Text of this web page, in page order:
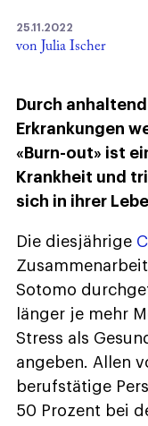
25.11.2022
von Julia Ischer
Durch
Erkrankungen
«Burn-out» ist
Krankheit und
sich in ihrer
Die diesjährige
Sotomo
länger je mehr
Stress als
angeben. Allen
berufstätige
50 Prozent bei